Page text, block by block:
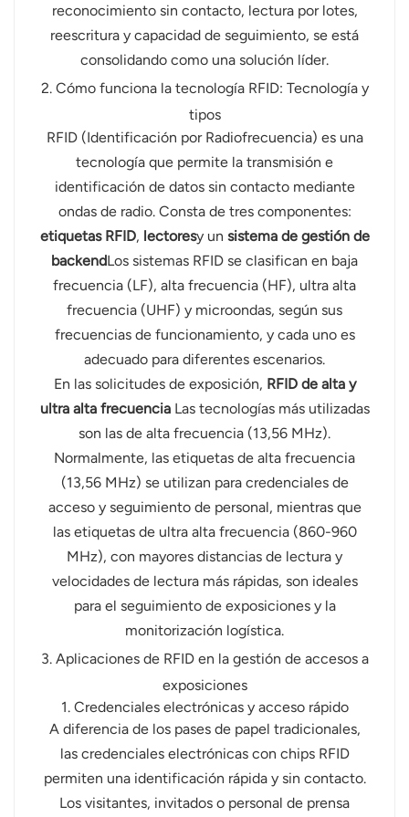
reconocimiento sin contacto, lectura por lotes,
reescritura y capacidad de seguimiento, se está
consolidando como una solución líder.
2. Cómo funciona la tecnología RFID: Tecnología y
tipos
RFID (Identificación por Radiofrecuencia) es una
tecnología que permite la transmisión e
identificación de datos sin contacto mediante
ondas de radio. Consta de tres componentes:
etiquetas RFID, lectoresy un sistema de gestión de
backendLos sistemas RFID se clasifican en baja
frecuencia (LF), alta frecuencia (HF), ultra alta
frecuencia (UHF) y microondas, según sus
frecuencias de funcionamiento, y cada uno es
adecuado para diferentes escenarios.
En las solicitudes de exposición, RFID de alta y
ultra alta frecuenciaLas tecnologías más utilizadas
son las de alta frecuencia (13,56 MHz).
Normalmente, las etiquetas de alta frecuencia
(13,56 MHz) se utilizan para credenciales de
acceso y seguimiento de personal, mientras que
las etiquetas de ultra alta frecuencia (860-960
MHz), con mayores distancias de lectura y
velocidades de lectura más rápidas, son ideales
para el seguimiento de exposiciones y la
monitorización logística.
3. Aplicaciones de RFID en la gestión de accesos a
exposiciones
1. Credenciales electrónicas y acceso rápido
A diferencia de los pases de papel tradicionales,
las credenciales electrónicas con chips RFID
permiten una identificación rápida y sin contacto.
Los visitantes, invitados o personal de prensa